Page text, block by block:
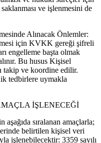
ve işlenmesini de
Alınacak Önlemler:
için KVKK gereği şifreli
engelleme başta olmak
Bu husus Kişisel
takip ve koordine edilir.
tedbirlere uymakla
İŞLENECEĞİ
sıralanan amaçlarla;
belirtilen kişisel veri
işlenebilecektir: 3359 sayılı